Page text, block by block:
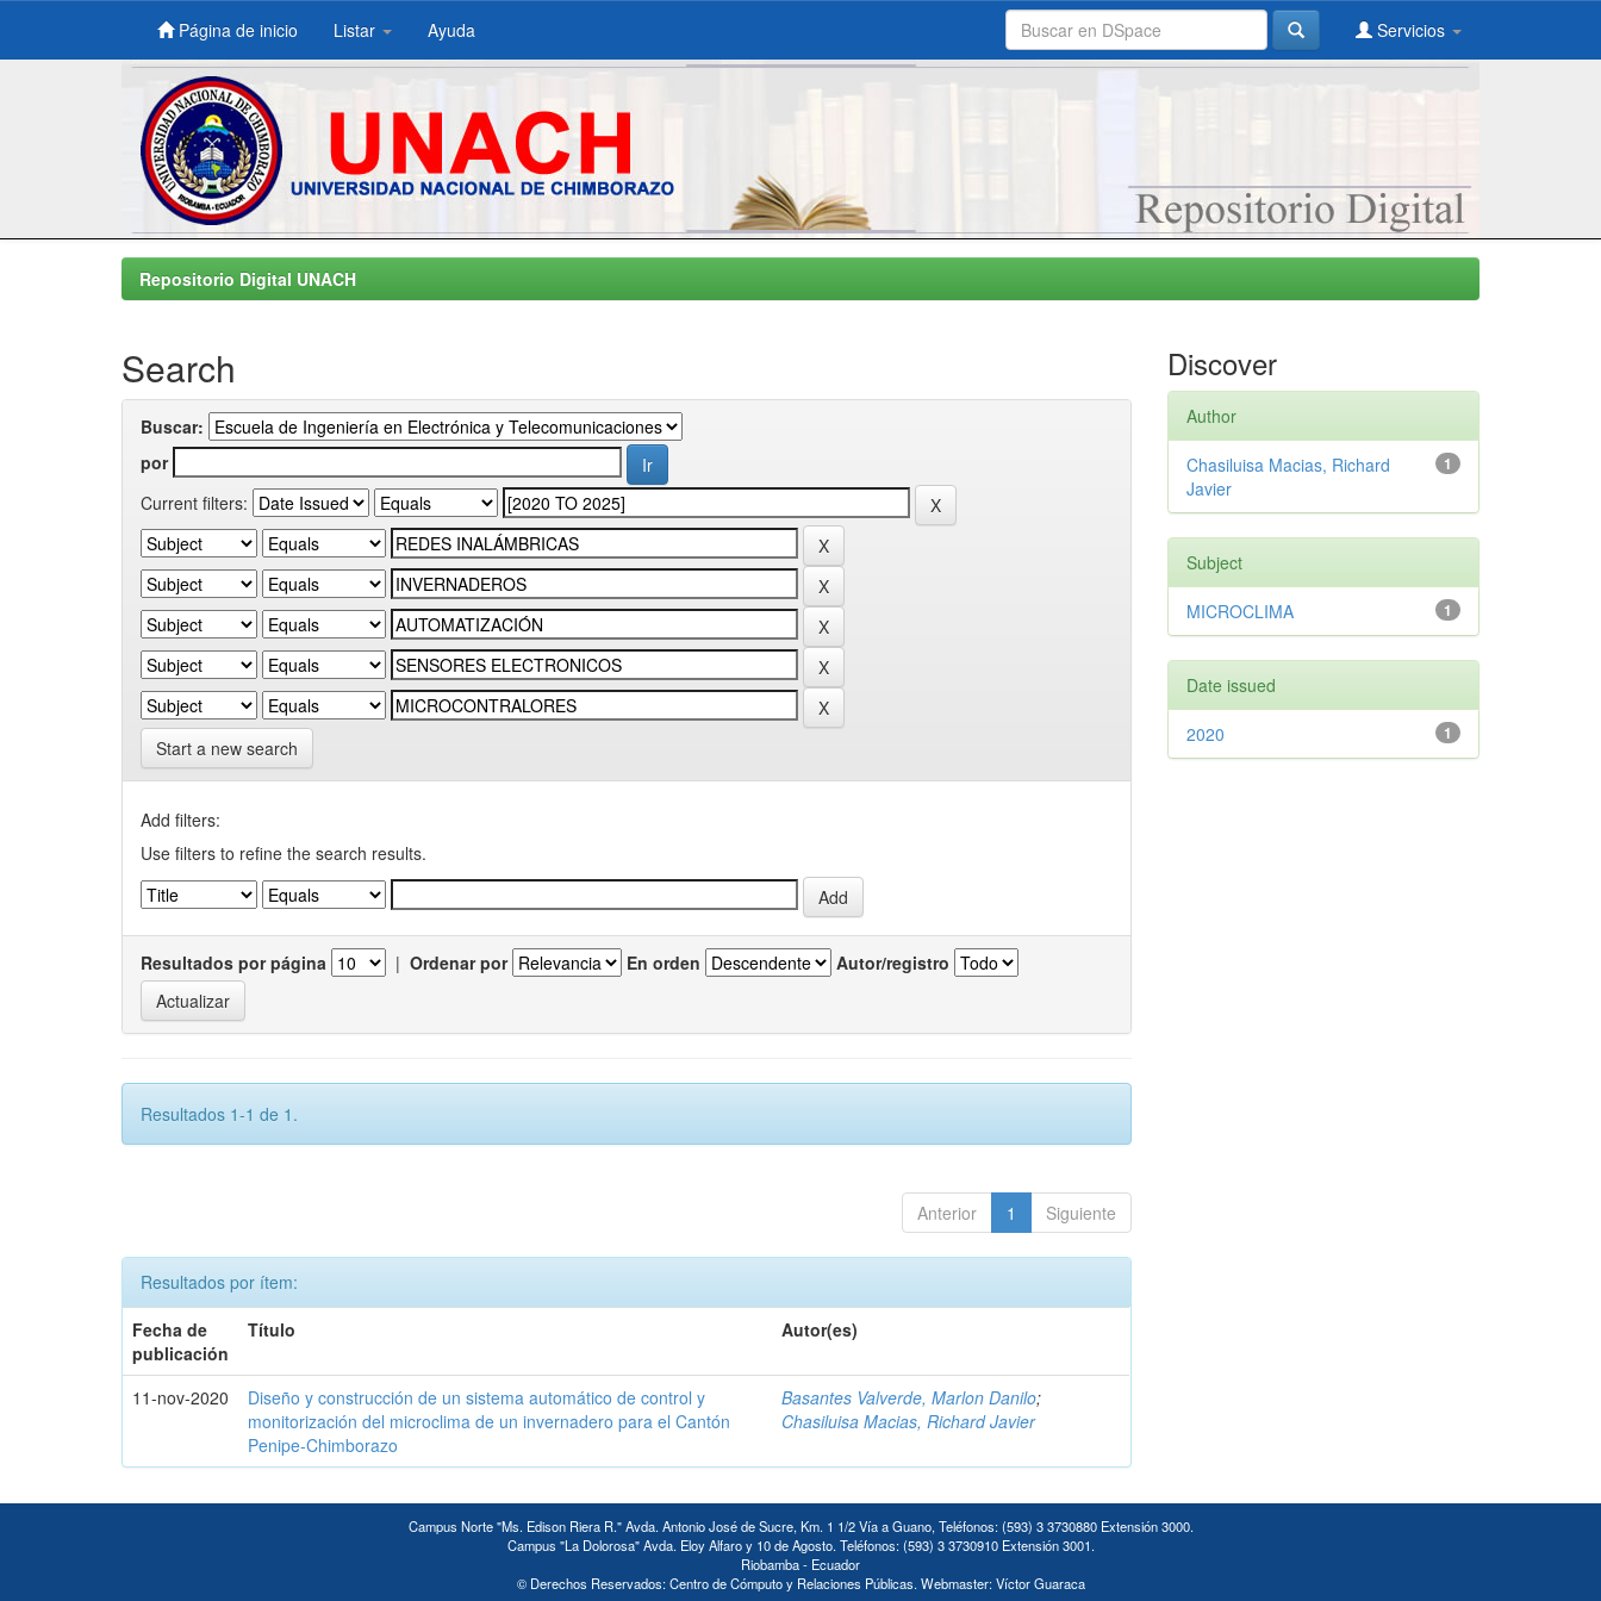
Skip
Página de inicio Listar Ayuda Servicios
Repositorio Digital UNACH
Search
Buscar:
por
Current filters:
Start a new search
Add filters:
Use filters to refine the search results.
Resultados por página | Ordenar por En orden Autor/registro
Resultados 1-1 de 1.
Anterior 1 Siguiente
Resultados por ítem:
Fecha de
publicación
Título Autor(es)
11-nov-2020
Diseño y construcción de un sistema automático de control y
monitorización del microclima de un invernadero para el Cantón
Penipe-Chimborazo
Basantes Valverde, Marlon Danilo;
Chasiluisa Macias, Richard Javier
Discover
Author
1
Chasiluisa Macias, Richard
Javier
Subject
1
MICROCLIMA
Date issued
1
2020
Campus Norte "Ms. Edison Riera R." Avda. Antonio José de Sucre, Km. 1 1/2 Vía a Guano, Teléfonos: (593) 3 3730880 Extensión 3000.
Campus "La Dolorosa" Avda. Eloy Alfaro y 10 de Agosto. Teléfonos: (593) 3 3730910 Extensión 3001.
Riobamba - Ecuador
© Derechos Reservados: Centro de Cómputo y Relaciones Públicas. Webmaster: Víctor Guaraca